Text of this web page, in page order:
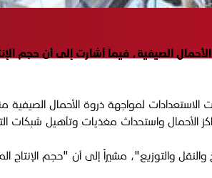
لمواجهة ذروة الأحمال
الأحمال واستحداث مغذيات وتأهيل شبكات